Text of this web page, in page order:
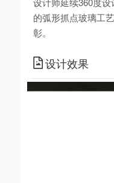
的弧形抓点玻璃工
彰。
设计效果